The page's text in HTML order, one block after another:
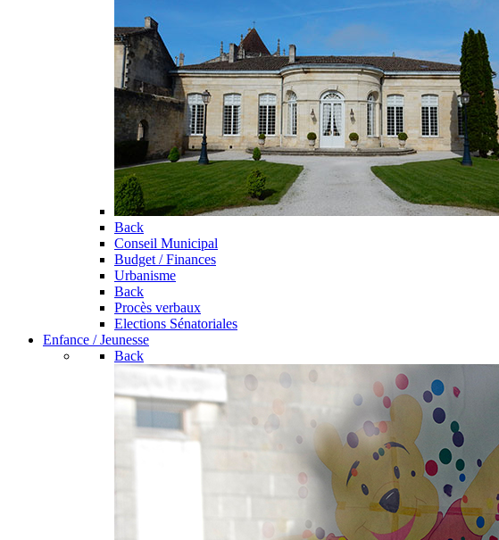
Back
Conseil Municipal
Budget / Finances
Urbanisme
Back
Procès verbaux
Elections Sénatoriales
Enfance / Jeunesse
Back